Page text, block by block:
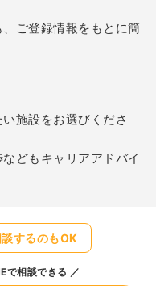
ご登録情報をもとに簡
施設をお選びくださ
どもキャリアアドバイ
するのもOK
で相談できる